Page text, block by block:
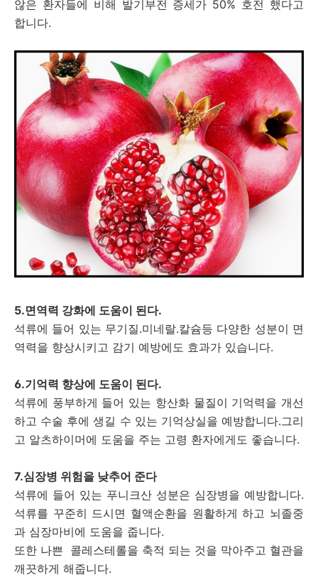
않은 환자들에 비해 발기부전 증세가 50% 호전 했다고
합니다.
5.면역력 강화에 도움이 된다.
석류에 들어 있는 무기질.미네랄.칼슘등 다양한 성분이 면
역력을 향상시키고 감기 예방에도 효과가 있습니다.
6.기억력 향상에 도움이 된다.
석류에 풍부하게 들어 있는 항산화 물질이 기억력을 개선
하고 수술 후에 생길 수 있는 기억상실을 예방합니다.그리
고 알츠하이머에 도움을 주는 고령 환자에게도 좋습니다.
7.심장병 위험을 낮추어 준다
석류에 들어 있는 푸니크산 성분은 심장병을 예방합니다.
석류를 꾸준히 드시면 혈액순환을 원활하게 하고 뇌졸중
과 심장마비에 도움을 줍니다.
또한 나쁜 콜레스테롤을 축적 되는 것을 막아주고 혈관을
깨끗하게 해줍니다.